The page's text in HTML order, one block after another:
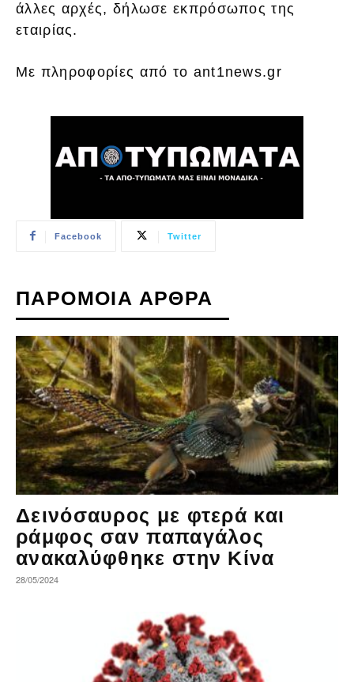
άλλες αρχές, δήλωσε εκπρόσωπος της
εταιρίας.
Με πληροφορίες από το ant1news.gr
Facebook Twitter
ΠΑΡΟΜΟΙΑ ΑΡΘΡΑ
Δεινόσαυρος με φτερά και
ράμφος σαν παπαγάλος
ανακαλύφθηκε στην Κίνα
28/05/2024